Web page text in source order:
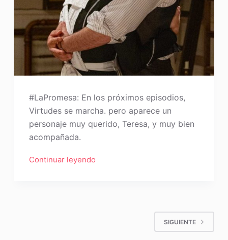
#LaPromesa: En los próximos episodios,
Virtudes se marcha. pero aparece un
personaje muy querido, Teresa, y muy bien
acompañada.
Continuar leyendo
SIGUIENTE